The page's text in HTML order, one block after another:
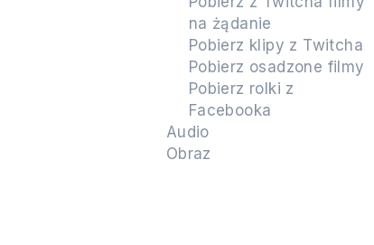
na żądanie
Pobierz klipy z Twitcha
Pobierz osadzone filmy
Pobierz rolki z
Facebooka
Audio
Obraz